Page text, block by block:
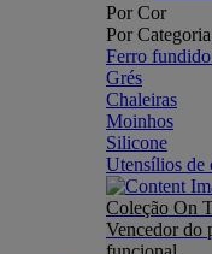
Por Cor
Por Categoria
Ferro
Grés
Chaleiras
Moinhos
Silicone
Utensílios de
Coleção On
Vencedor do